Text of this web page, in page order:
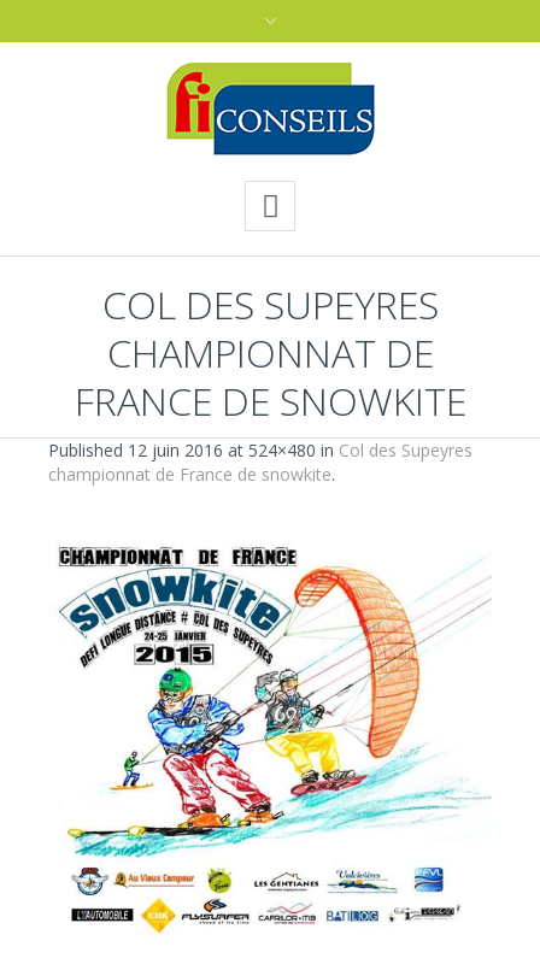
COL DES SUPEYRES
CHAMPIONNAT DE
FRANCE DE SNOWKITE
Published 12 juin 2016 at 524×480 in Col des Supeyres
championnat de France de snowkite.